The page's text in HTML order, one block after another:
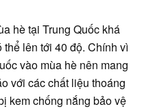
hè tại Trung Quốc khá
lên tới 40 độ. Chính vì
vào mùa hè nên mang
với các chất liệu thoáng
kem chống nắng bảo vệ